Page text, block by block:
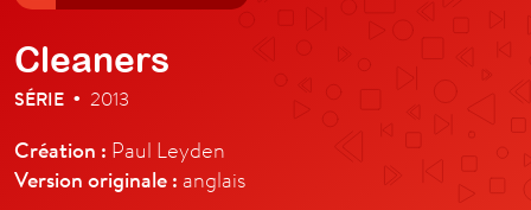
Cleaners
SÉRIE • 2013
Création : Paul Leyden
Version originale : anglais